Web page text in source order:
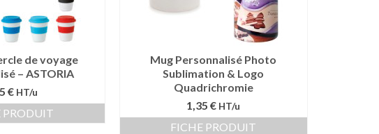
de voyage
– ASTORIA
€ HT/u
PRODUIT
Mug Personnalisé Photo
Sublimation & Logo
Quadrichromie
1,35 € HT/u
FICHE PRODUIT